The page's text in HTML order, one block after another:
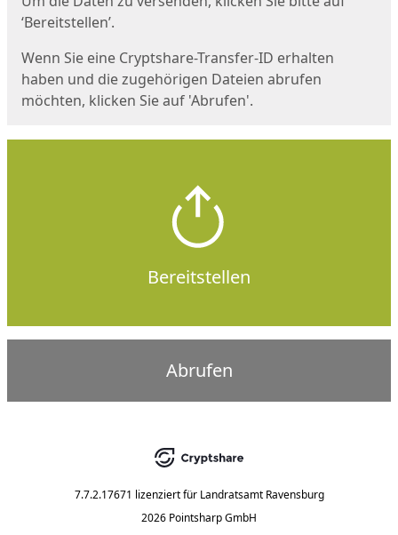
‘Bereitstellen’.
Wenn Sie eine Cryptshare-Transfer-ID erhalten
haben und die zugehörigen Dateien abrufen
möchten, klicken Sie auf 'Abrufen'.
Bereitstellen
Abrufen
7.7.2.17671 lizenziert für Landratsamt Ravensburg
2026 Pointsharp GmbH